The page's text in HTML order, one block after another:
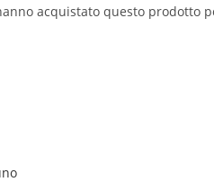
acquistato questo prodotto